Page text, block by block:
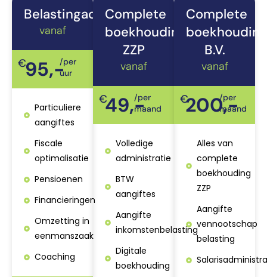
Belastingadviezen
vanaf
€95,-/per
uur
Particuliere
aangiftes
Fiscale
optimalisatie
Pensioenen
Financieringen
Omzetting in
eenmanszaak
Coaching
Complete
boekhouding
ZZP
vanaf
€49,-
/per
maand
Volledige
administratie
BTW
aangiftes
Aangifte
inkomstenbelasting
Digitale
boekhouding
Complete
boekhouding
B.V.
vanaf
€200,-
/per
maand
Alles van
complete
boekhouding
ZZP
Aangifte
vennootschap
belasting